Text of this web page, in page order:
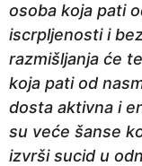
osoba koja pati
iscrpljenosti i
razmišljanja će
koja pati od
dosta aktivna i
su veće šanse
izvrši sucid u